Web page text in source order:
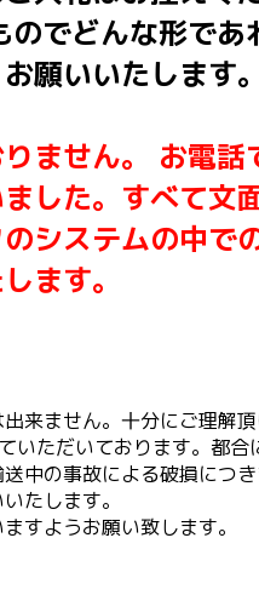
でどんな形で
願いいたします。
ません。 お電
した。すべて文
システムの中で
ます。
来ません。十分にご理解頂
いただいております。都
中の事故による破損につ
たします。
すようお願い致します。